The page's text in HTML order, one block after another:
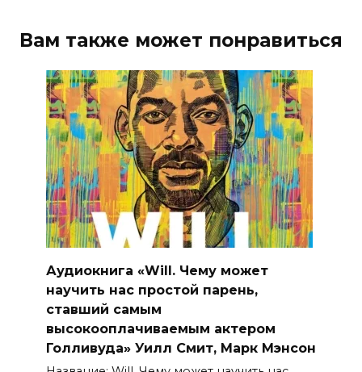
Вам также может понравиться
Аудиокнига «Will. Чему может
научить нас простой парень,
ставший самым
высокооплачиваемым актером
Голливуда» Уилл Смит, Марк Мэнсон